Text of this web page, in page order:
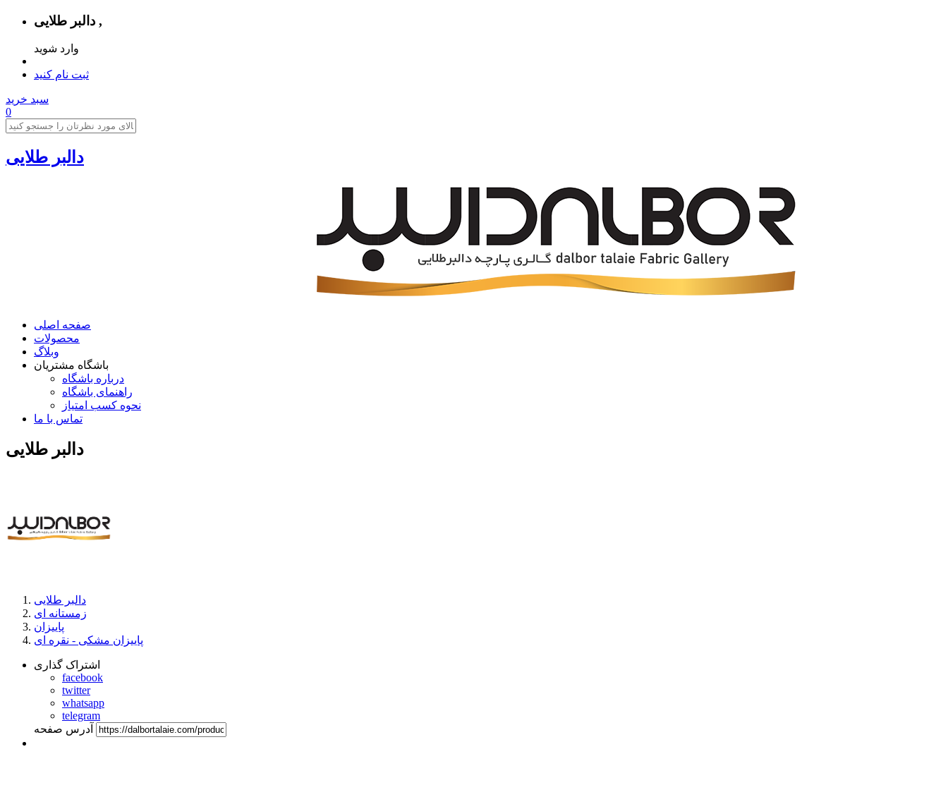
دالبر طلایی ,
وارد شوید
ثبت نام کنید
سبد خرید
0
دالبر طلایی
صفحه اصلی
محصولات
وبلاگ
باشگاه مشتریان
درباره باشگاه
راهنمای باشگاه
نحوه کسب امتیاز
تماس با ما
دالبر طلایی
دالبر طلایی
زمستانه ای
پاییزان
پاییزان مشکی - نقره ای
اشتراک گذاری
facebook
twitter
whatsapp
telegram
آدرس صفحه